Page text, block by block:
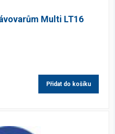
Multi LT16
Přidat do košíku